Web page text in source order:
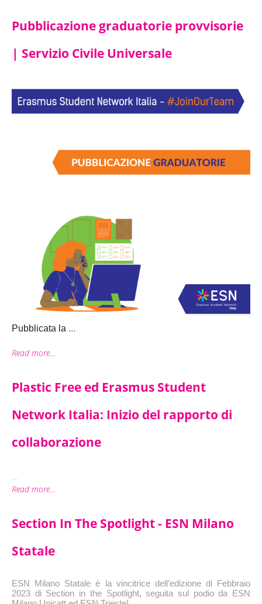
Pubblicazione graduatorie provvisorie
| Servizio Civile Universale
Pubblicata la ...
Read more...
Plastic Free ed Erasmus Student
Network Italia: Inizio del rapporto di
collaborazione
...
Read more...
Section In The Spotlight - ESN Milano
Statale
ESN Milano Statale è la vincitrice dell’edizione di Febbraio
2023 di Section in the Spotlight, seguita sul podio da ESN